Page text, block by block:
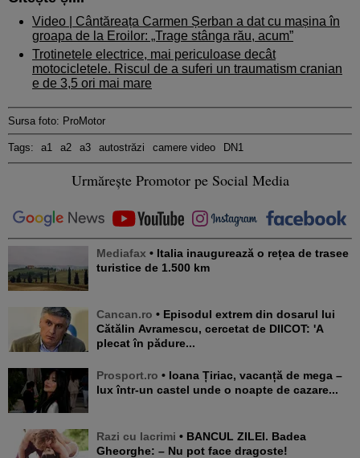
Video | Cântăreața Carmen Șerban a dat cu mașina în
groapa de la Eroilor: „Trage stânga rău, acum”
Trotinetele electrice, mai periculoase decât
motocicletele. Riscul de a suferi un traumatism cranian
e de 3,5 ori mai mare
Sursa foto: ProMotor
Tags: a1 a2 a3 autostrăzi camere video DN1
Urmărește Promotor pe Social Media
Mediafax • Italia inaugurează o rețea de trasee
turistice de 1.500 km
Cancan.ro • Episodul extrem din dosarul lui
Cătălin Avramescu, cercetat de DIICOT: 'A
plecat în pădure...
Prosport.ro • Ioana Țiriac, vacanță de mega –
lux într-un castel unde o noapte de cazare...
Razi cu lacrimi • BANCUL ZILEI. Badea
Gheorghe: – Nu pot face dragoste!